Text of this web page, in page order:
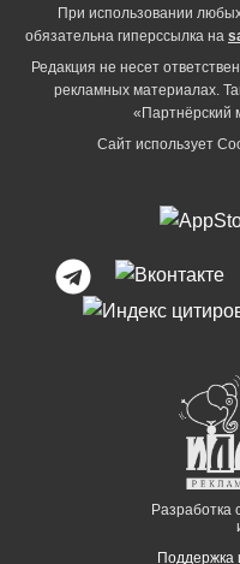
При использовании
обязательна гиперссылка на
Редакция не несет
рекламных материалах.
«Партнёрский
Сайт использует
Разработка
Поддержка